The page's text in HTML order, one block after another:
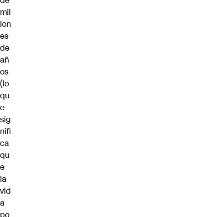
mil
lon
es
de
añ
os
(lo
qu
e
sig
nifi
ca
qu
e
la
vid
a
po